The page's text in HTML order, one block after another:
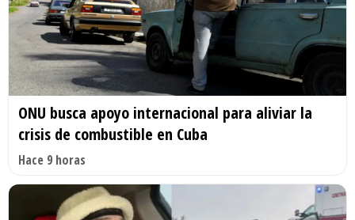
ONU busca apoyo internacional para aliviar la
crisis de combustible en Cuba
Hace 9 horas